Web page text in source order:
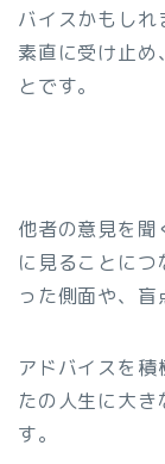
バイスかもしれ
素直に受け止め
とです。
他者の意見を
に見ることに
った側面や、盲
アドバイスを
たの人生に大き
す。